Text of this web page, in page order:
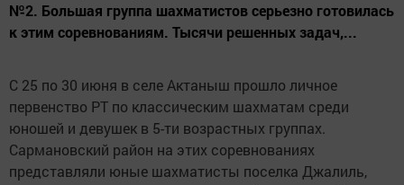
№2. Большая группа шахматистов серьезно готовилась
к этим соревнованиям. Тысячи решенных задач,...
С 25 по 30 июня в селе Актаныш прошло личное
первенство РТ по классическим шахматам среди
юношей и девушек в 5-ти возрастных группах.
Сармановский район на этих соревнованиях
представляли юные шахматисты поселка Джалиль,